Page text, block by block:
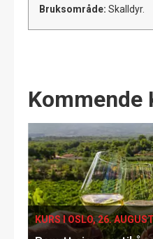
Bruksområde: Skalldyr.
Events
Kommende
KURS I OSLO, 26. AUGUST